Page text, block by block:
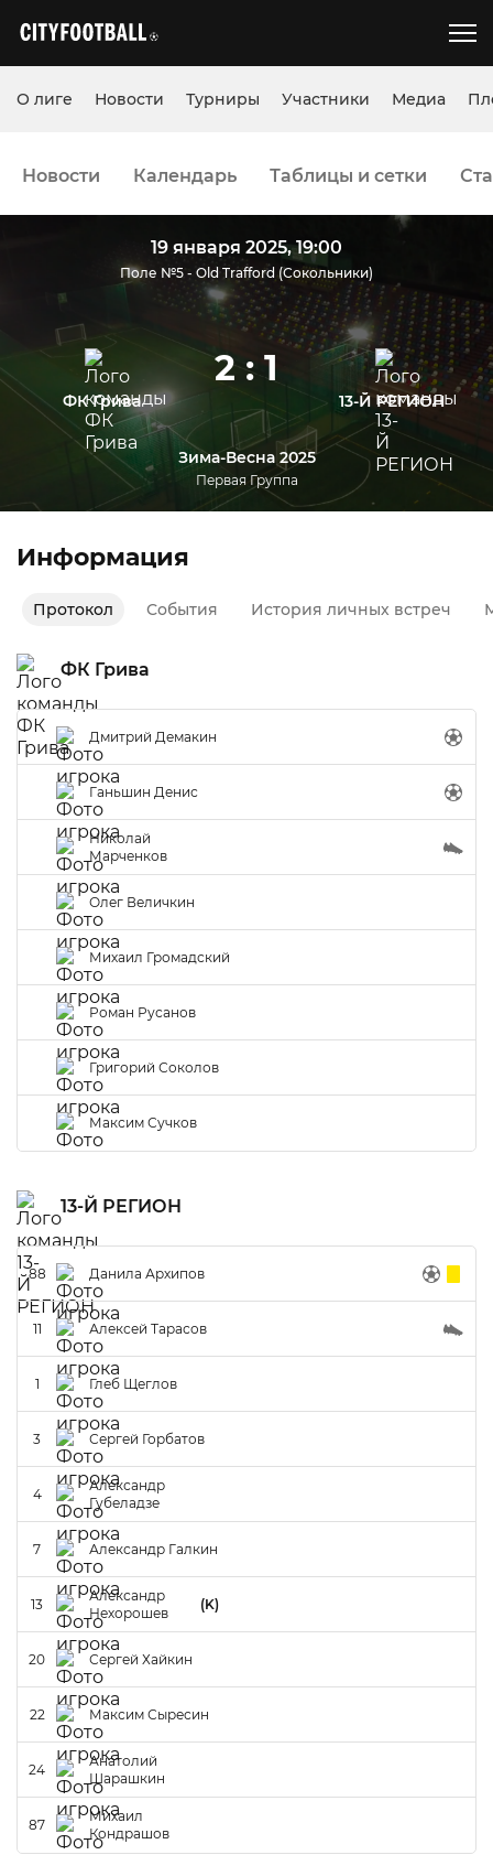
О лиге Новости Турниры Участники Медиа
Новости Календарь Таблицы и сетки
19 января 2025, 19:00
Поле №5 - Old Trafford (Сокольники)
ФК Грива
2 : 1
13-Й РЕГИОН
Зима-Весна 2025
Первая Группа
Информация
Протокол События История личных встреч
ФК Грива
Дмитрий Демакин
Ганьшин Денис
Николай
Марченков
Олег Величкин
Михаил Громадский
Роман Русанов
Григорий Соколов
Максим Сучков
13-Й РЕГИОН
88 Данила Архипов
11 Алексей Тарасов
1 Глеб Щеглов
3 Сергей Горбатов
4
Александр
Губеладзе
7 Александр Галкин
13
Александр
Нехорошев
(K)
20 Сергей Хайкин
22 Максим Сыресин
24
Анатолий
Шарашкин
87
Михаил
Кондрашов